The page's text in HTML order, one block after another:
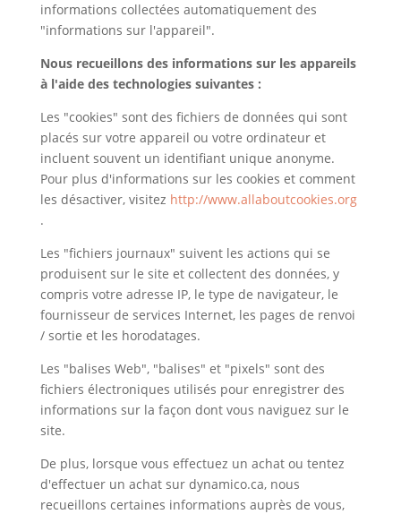
informations collectées automatiquement des
"informations sur l'appareil".
Nous recueillons des informations sur les appareils
à l'aide des technologies suivantes :
Les "cookies" sont des fichiers de données qui sont
placés sur votre appareil ou votre ordinateur et
incluent souvent un identifiant unique anonyme.
Pour plus d'informations sur les cookies et comment
les désactiver, visitez http://www.allaboutcookies.org
.
Les "fichiers journaux" suivent les actions qui se
produisent sur le site et collectent des données, y
compris votre adresse IP, le type de navigateur, le
fournisseur de services Internet, les pages de renvoi
/ sortie et les horodatages.
Les "balises Web", "balises" et "pixels" sont des
fichiers électroniques utilisés pour enregistrer des
informations sur la façon dont vous naviguez sur le
site.
De plus, lorsque vous effectuez un achat ou tentez
d'effectuer un achat sur dynamico.ca, nous
recueillons certaines informations auprès de vous,